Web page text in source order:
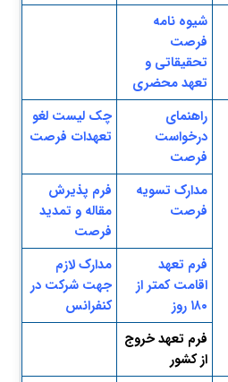
شیوه نامه
فرصت
تحقیقاتی و
تعهد محضری
​راهنمای
درخواست
فرصت
چک لیست لغو
تعهدات فرصت
مدارک تسویه
فرصت
فرم پذیرش
مقاله و تمدید
فرصت
فرم تعهد
اقامت کمتر از
۱۸۰ روز
مدارک لازم
جهت شرکت در
کنفرانس
فرم تعهد خروج
از کشور